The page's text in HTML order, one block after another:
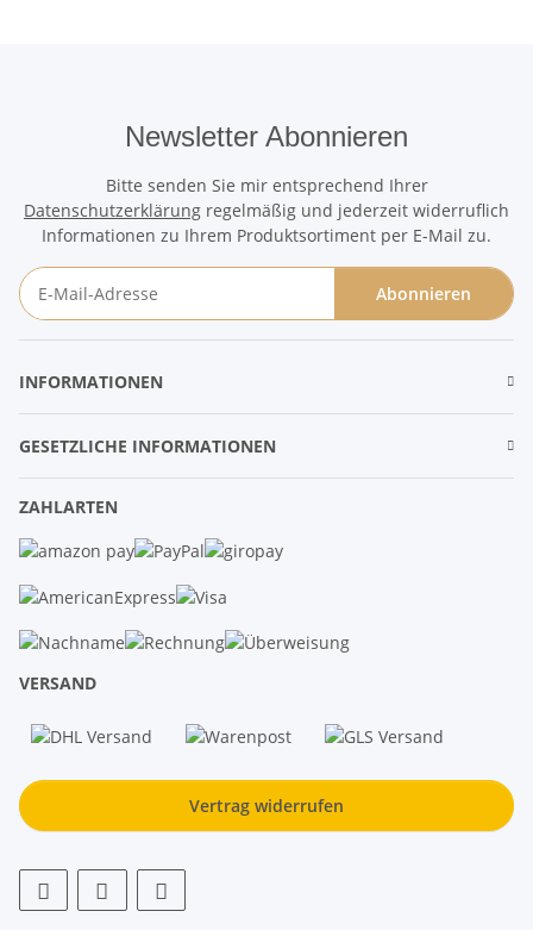
Newsletter Abonnieren
Bitte senden Sie mir entsprechend Ihrer
Datenschutzerklärung regelmäßig und jederzeit widerruflich
Informationen zu Ihrem Produktsortiment per E-Mail zu.
Abonnieren
INFORMATIONEN
GESETZLICHE INFORMATIONEN
ZAHLARTEN
VERSAND
Vertrag widerrufen